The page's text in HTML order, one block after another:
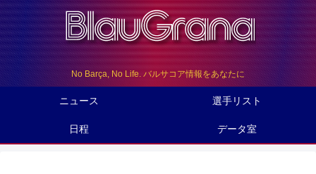
No Barça, No Life. バルサコア情報をあなたに
ニュース 選手リスト
日程 データ室